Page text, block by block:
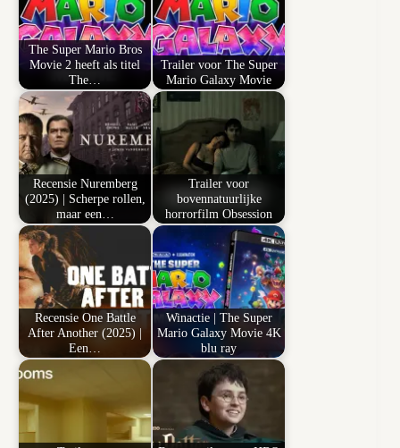
The Super Mario Bros
Movie 2 heeft als titel
The…
Trailer voor The Super
Mario Galaxy Movie
Recensie Nuremberg
(2025) | Scherpe rollen,
maar een…
Trailer voor
bovennatuurlijke
horrorfilm Obsession
Recensie One Battle
After Another (2025) |
Een…
Winactie | The Super
Mario Galaxy Movie 4K
blu ray